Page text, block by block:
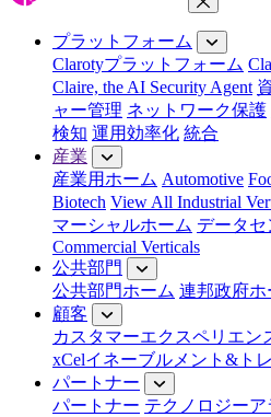
メニュー
プラットフォーム
Clarotyプラットフォーム
Claire, the AI Security Agent
ャー管理 ネットワーク保護
検知 運用効率化 統合
産業
産業用ホーム Automotive
Biotech View All Industrial
マーシャルホーム データセ
Commercial Verticals
公共部門
公共部門ホーム 連邦政府ホ
顧客
カスタマーエクスペリエン
xCelイネーブルメント&ト
パートナー
パートナー テクノロジー